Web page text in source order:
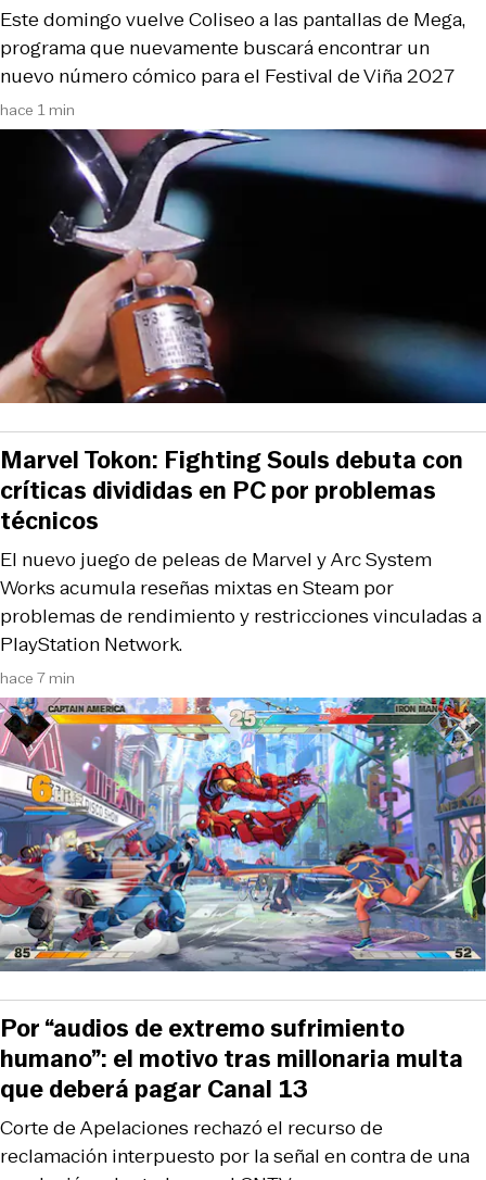
hace 1 min
Este domingo vuelve Coliseo a las pantallas de Mega,
programa que nuevamente buscará encontrar un
nuevo número cómico para el Festival de Viña 2027
hace 7 min
El nuevo juego de peleas de Marvel y Arc System
Works acumula reseñas mixtas en Steam por
problemas de rendimiento y restricciones vinculadas a
PlayStation Network.
Marvel Tokon: Fighting Souls debuta con
críticas divididas en PC por problemas
técnicos
Corte de Apelaciones rechazó el recurso de
reclamación interpuesto por la señal en contra de una
Por “audios de extremo sufrimiento
humano”: el motivo tras millonaria multa
que deberá pagar Canal 13